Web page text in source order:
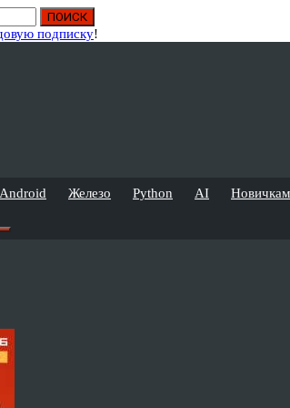
подписку!
Android Железо Python AI Новичкам